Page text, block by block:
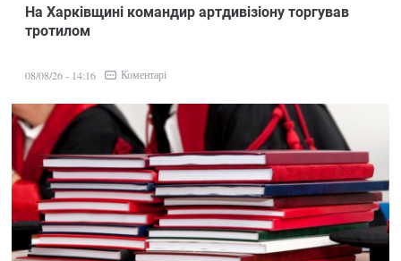
На Харківщині командир артдивізіону торгував
тротилом
08/08/26 - 14:16 Коментарі